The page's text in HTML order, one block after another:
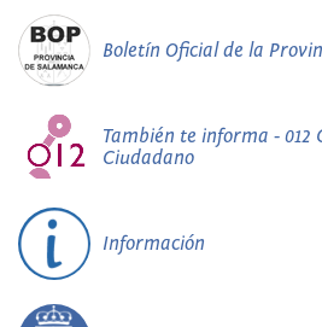
Boletín Oficial de la
También te informa - 012
Ciudadano
Información